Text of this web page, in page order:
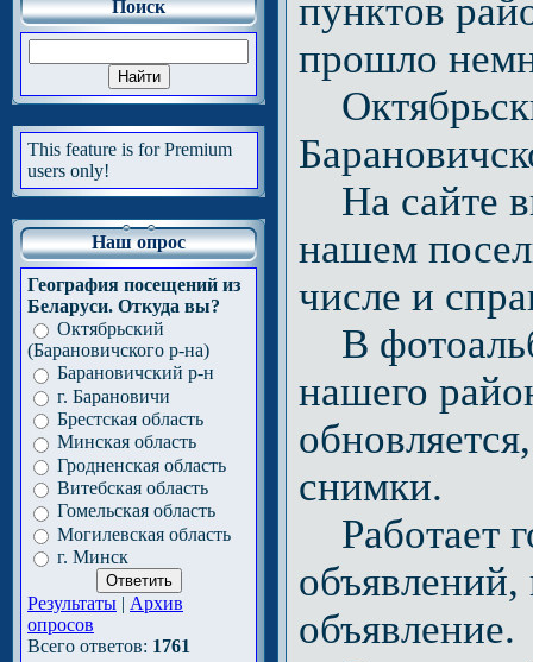
Поиск
This feature is for Premium
users only!
Наш опрос
География посещений из
Беларуси. Откуда вы?
Октябрьский
(Барановичского р-на)
Барановичский р-н
г. Барановичи
Брестская область
Минская область
Гродненская область
Витебская область
Гомельская область
Могилевская область
г. Минск
Результаты | Архив
опросов
Всего ответов: 1761
пунктов
прошло
На сайте
нашем
числе и
В
нашего
снимки.
Работает
объявлений,
объявление.